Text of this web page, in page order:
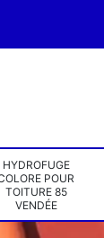
HYDROFUGE
POUR
TOITURE 85
VENDÉE